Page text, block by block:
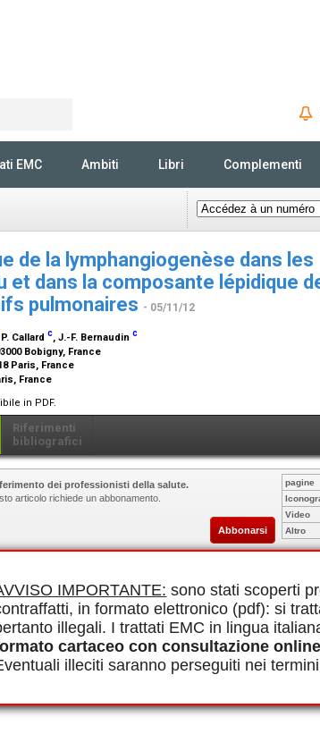
IMPORTANTE: sono stati scoperti
in formato elettronico (pdf): si
illegali. I trattati EMC in lingua
cartaceo con consultazione
illeciti saranno perseguiti nei
EMC Ambiti Libri Complementi
de la lymphangiogenèse dans les
et dans la composante lépidique
pulmonaires - 05/11/12
P. Callard c, J.-F. Bernaudin c
Bobigny, France
Paris, France
France
in PDF.
Riferimenti
bibliografici
dei professionisti della salute.
articolo richiede un abbonamento.
Abbonarsi
pagine
Video
Altro
in PDF.